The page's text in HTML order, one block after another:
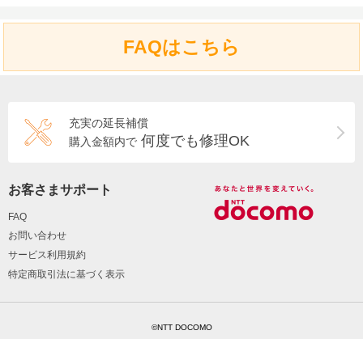
FAQはこちら
充実の延長補償
購入金額内で 何度でも修理OK
お客さまサポート
FAQ
お問い合わせ
サービス利用規約
特定商取引法に基づく表示
©NTT DOCOMO